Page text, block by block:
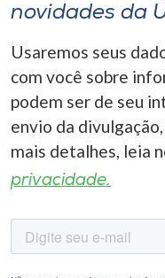
novidades da
Usaremos seus
com você sobre
podem ser de seu
envio da
mais detalhes, leia
privacidade.